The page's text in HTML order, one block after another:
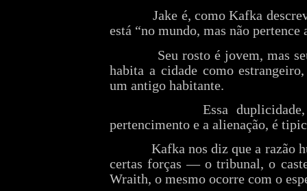
Jake é, como Kafka
está “no mundo, mas não pertence
Seu rosto é jovem, mas
habita a cidade como
um antigo habitante.
Essa
pertencimento e a alienação, é
Kafka nos diz que a razão
certas forças — o tribunal, o
Wraith, o mesmo ocorre com o